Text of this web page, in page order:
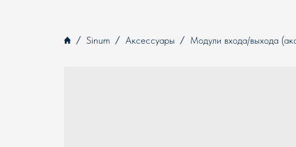
Sinum Аксессуары Модули входа/выхода